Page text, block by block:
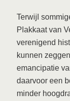
Terwijl
Plakkaat van
verenigend
kunnen
emancipatie
daarvoor een
minder